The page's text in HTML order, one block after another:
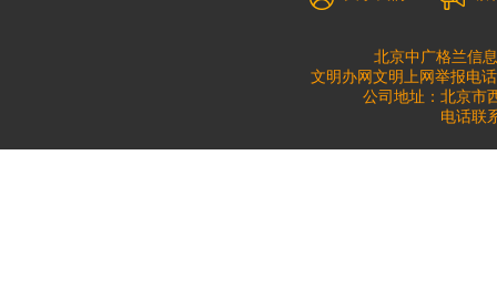
北京中广格兰信
文明办网文明上网举报电
公司地址：北京市
电话联